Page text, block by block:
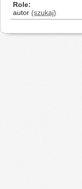
Role
autor (szukaj)